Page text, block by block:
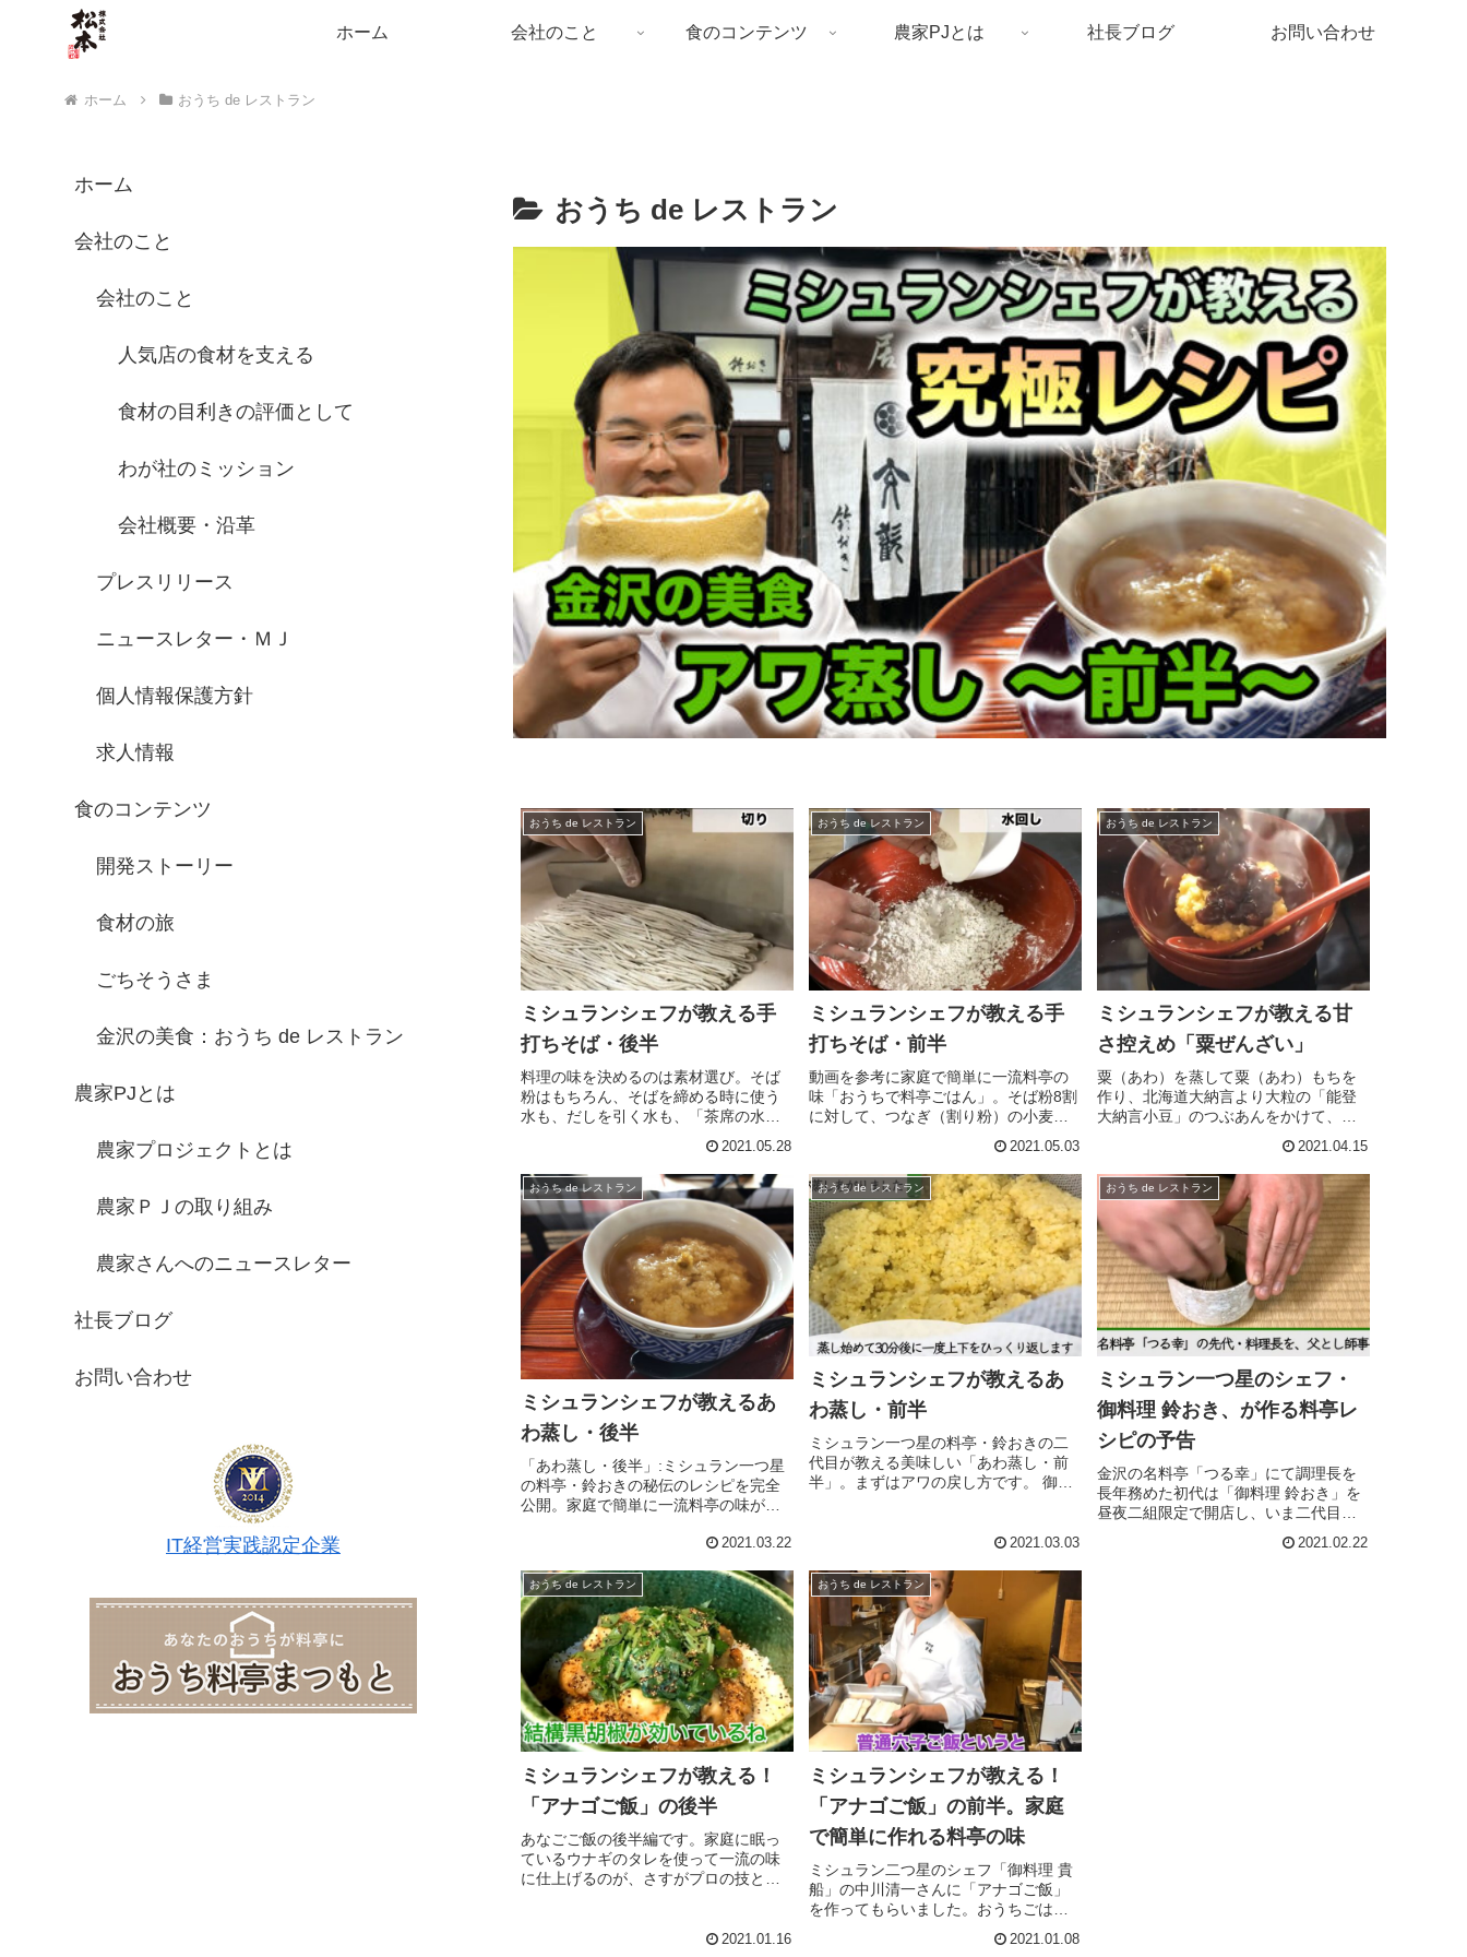
ホーム 会社のこと 食のコンテンツ 農家PJとは 社長ブログ お問い合わせ
ホーム おうち de レストラン
おうち de レストラン
おうち de レストラン
ミシュランシェフが教える手
打ちそば・後半
料理の味を決めるのは素材選び。そば
粉はもちろん、そばを締める時に使う
水も、だしを引く水も、「茶席の水」
に使われる霊峰・白山の雪解け水がし
み込んだ地下160ｍから組み上げられた
200年水。調理人はひとつひとつの素材
を突き詰め、その素材の味を最...
2021.05.28
おうち de レストラン
ミシュランシェフが教える手
打ちそば・前半
動画を参考に家庭で簡単に一流料亭の
味「おうちで料亭ごはん」。そば粉8割
に対して、つなぎ（割り粉）の小麦粉
を2割のいわゆる二八蕎麦の打ち方で
す。前半の内容は「水回し」から「練
り」「のばし」までの工程です。 あま
すとこなく細部までその工程をお見...
2021.05.03
おうち de レストラン
ミシュランシェフが教える甘
さ控えめ「粟ぜんざい」
粟（あわ）を蒸して粟（あわ）もちを
作り、北海道大納言より大粒の「能登
大納言小豆」のつぶあんをかけて、温
かいうちにお召し上がりください。 餅
の多少の渋みと、あんの甘味、香りが
調和した味わいはどなたにもきっとご
満足いただけ つややかな “こしあ...
2021.04.15
おうち de レストラン
ミシュランシェフが教えるあ
わ蒸し・後半
「あわ蒸し・後半」:ミシュラン一つ星
の料亭・鈴おきの秘伝のレシピを完全
公開。家庭で簡単に一流料亭の味が再
に仕上がります！ ウナギのかば焼やゆ
やさしい口あたりと香りが道明寺粉...
2021.03.22
おうち de レストラン
ミシュランシェフが教えるあ
わ蒸し・前半
ミシュラン一つ星の料亭・鈴おきの二
代目が教える美味しい「あわ蒸し・前
半」。まずはアワの戻し方です。 御料
プロの味に仕上がります！■ 「あわ」の
2021.03.03
おうち de レストラン
ミシュラン一つ星のシェフ・
御料理 鈴おき、が作る料亭レ
シピの予告
金沢の名料亭「つる幸」にて調理長を
長年務めた初代は「御料理 鈴おき」を
昼夜二組限定で開店し、いま二代目が
とを大切に店を守っています。 今回、
2021.02.22
おうち de レストラン
ミシュランシェフが教える！
「アナゴご飯」の後半
あなごご飯の後半編です。家庭に眠っ
ているウナギのタレを使って一流の味
に仕上げるのが、さすがプロの技と思
いです。株式会社 松本 「10年後、金
2021.01.16
おうち de レストラン
ミシュランシェフが教える！
「アナゴご飯」の前半。家庭
で簡単に作れる料亭の味
ミシュラン二つ星のシェフ「御料理 貴
船」の中川清一さんに「アナゴご飯」
を作ってもらいました。おうちごはん
場で買った穴子を白煮にしたものがあ
2021.01.08
ホーム
会社のこと
会社のこと
人気店の食材を支える
食材の目利きの評価として
わが社のミッション
会社概要・沿革
プレスリリース
ニュースレター・ＭＪ
個人情報保護方針
求人情報
食のコンテンツ
開発ストーリー
食材の旅
ごちそうさま
金沢の美食：おうち de レストラン
農家PJとは
農家プロジェクトとは
農家ＰＪの取り組み
農家さんへのニュースレター
社長ブログ
お問い合わせ
IT経営実践認定企業